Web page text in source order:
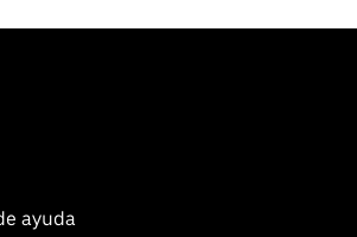
ayuda